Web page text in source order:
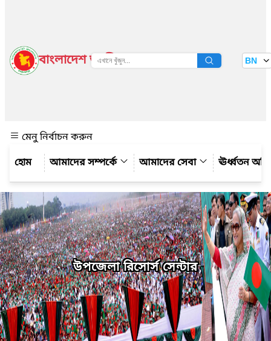
বাংলাদেশ জাতীয় তথ্য বাতায়ন BN
মেনু নির্বাচন করুন
আমাদের সম্পর্কে
আমাদের সেবা ঊর্ধ্বতন
উপজেলা রিসোর্স সেন্টার